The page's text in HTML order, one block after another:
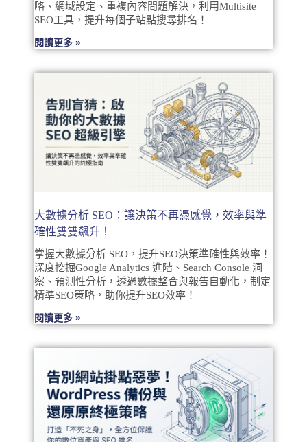
略、網域設定、重複內容問題解決，利用Multisite
SEO工具，提升每個子站點搜尋排名！
閱讀更多 »
大數據分析 SEO：讓決策不再憑感覺，效率與準
確性雙雙飆升！
掌握大數據分析 SEO，提升SEO決策準確性與效率！
深度挖掘Google Analytics 進階、Search Console 洞
察、預測性分析，透過數據整合與報告自動化，制定
精準SEO策略，助你提升SEO效率！
閱讀更多 »